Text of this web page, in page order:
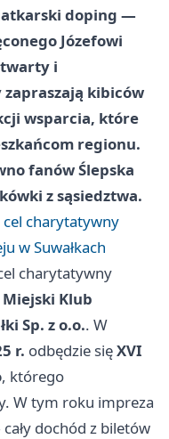
doping —
Józefowi
i
kibiców
wsparcia, które
regionu.
fanów Ślepska
z sąsiedztwa.
cel charytatywny
w Suwałkach
charytatywny
Miejski Klub
Sp. z o.o.. W
r. odbędzie sięXVI
, którego
W tym roku impreza
dochód z biletów